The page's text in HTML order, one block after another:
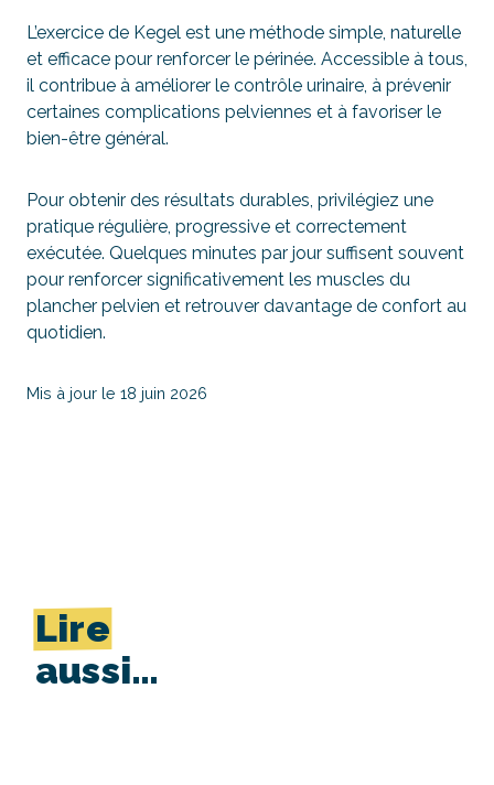
L’exercice de Kegel est une méthode simple, naturelle
et efficace pour renforcer le périnée. Accessible à tous,
il contribue à améliorer le contrôle urinaire, à prévenir
certaines complications pelviennes et à favoriser le
bien-être général.
Pour obtenir des résultats durables, privilégiez une
pratique régulière, progressive et correctement
exécutée. Quelques minutes par jour suffisent souvent
pour renforcer significativement les muscles du
plancher pelvien et retrouver davantage de confort au
quotidien.
Mis à jour le 18 juin 2026
Lire
aussi…